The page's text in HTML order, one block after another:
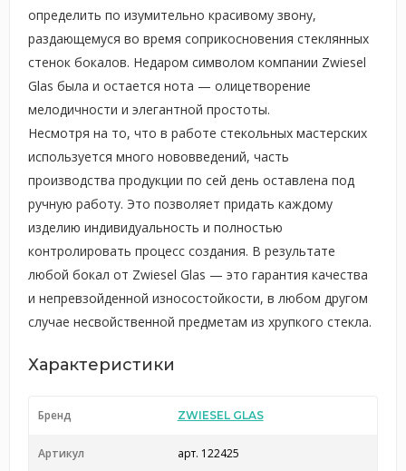
определить по изумительно красивому звону,
раздающемуся во время соприкосновения стеклянных
стенок бокалов. Недаром символом компании Zwiesel
Glas была и остается нота — олицетворение
мелодичности и элегантной простоты.
Несмотря на то, что в работе стекольных мастерских
используется много нововведений, часть
производства продукции по сей день оставлена под
ручную работу. Это позволяет придать каждому
изделию индивидуальность и полностью
контролировать процесс создания. В результате
любой бокал от Zwiesel Glas — это гарантия качества
и непревзойденной износостойкости, в любом другом
случае несвойственной предметам из хрупкого стекла.
Характеристики
Бренд ZWIESEL GLAS
Артикул арт. 122425